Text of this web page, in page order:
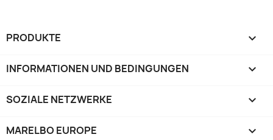
PRODUKTE 
INFORMATIONEN UND BEDINGUNGEN 
SOZIALE NETZWERKE 
MARELBO EUROPE 